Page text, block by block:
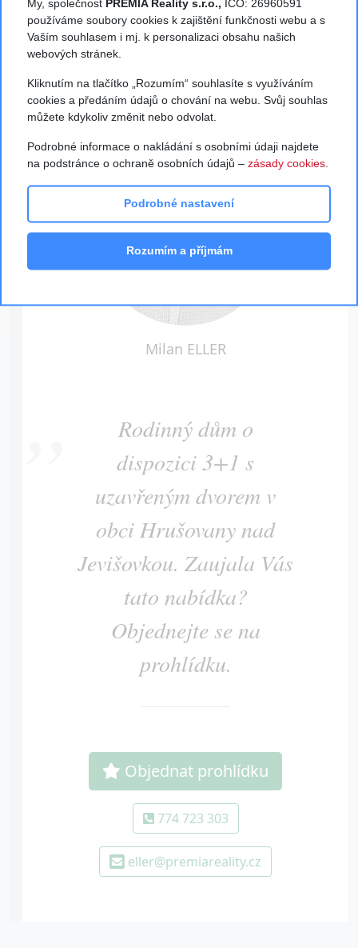
MOŽNOSTECH
VÝHODNÉHO
Rodinný dům o
dispozici 3+1 s
uzavřeným dvorem v
obci Hrušovany nad
Jevišovkou. Zaujala Vás
tato nabídka?
Objednejte se na
prohlídku.
Objednat prohlídku
774 723 303
eller@premiareality.cz
Milan ELLER
My, společnost PREMIA Reality s.r.o., IČO: 26960591
používáme soubory cookies k zajištění funkčnosti webu a s
Vaším souhlasem i mj. k personalizaci obsahu našich
webových stránek.
Kliknutím na tlačítko „Rozumím“ souhlasíte s využíváním
cookies a předáním údajů o chování na webu. Svůj souhlas
můžete kdykoliv změnit nebo odvolat.
Podrobné informace o nakládání s osobními údaji najdete
na podstránce o ochraně osobních údajů – zásady cookies.
Podrobné nastavení
Rozumím a příjmám